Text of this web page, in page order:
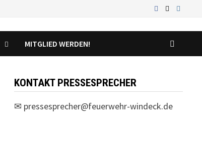
MITGLIED WERDEN!
KONTAKT PRESSESPRECHER
✉ pressesprecher@feuerwehr-windeck.de